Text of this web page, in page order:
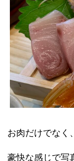
お肉だけでなく
豪快な感じで写